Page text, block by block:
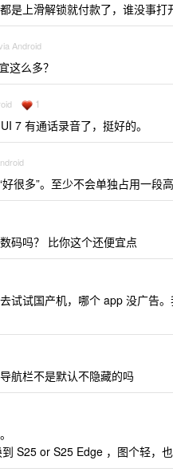
是上滑解锁就付款了，谁没事打
Android
这么多？
1
7 有通话录音了，挺好的。
很多”。至少不会单独占用一段高
码吗？ 比你这个还便宜点
试试国产机，哪个 app 没广告
航栏不是默认不隐藏的吗
S25 or S25 Edge ，图个轻，